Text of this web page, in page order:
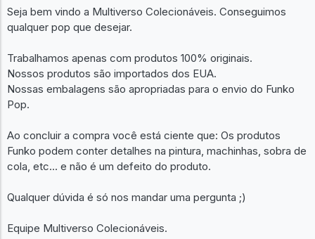
Seja bem vindo a Multiverso Colecionáveis. Conseguimos
qualquer pop que desejar.
Trabalhamos apenas com produtos 100% originais.
Nossos produtos são importados dos EUA.
Nossas embalagens são apropriadas para o envio do Funko
Pop.
Ao concluir a compra você está ciente que: Os produtos
Funko podem conter detalhes na pintura, machinhas, sobra de
cola, etc... e não é um defeito do produto.
Qualquer dúvida é só nos mandar uma pergunta ;)
Equipe Multiverso Colecionáveis.